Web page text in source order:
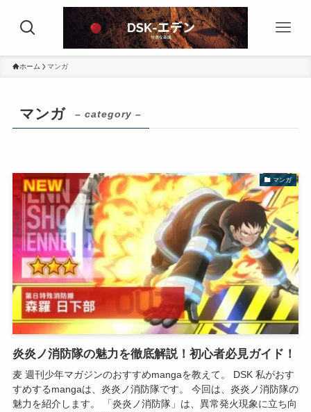
ホーム マンガ
マンガ – category –
マンガ
炎炎ノ消防隊の魅力を徹底解説！初心者必見ガイド！
麦 週刊少年マガジンのおすすめmangaを教えて。 DSK 私がおす
すめするmangaは、炎炎ノ消防隊です。 今回は、炎炎ノ消防隊の
魅力を紹介します。 「炎炎ノ消防隊」は、異常発火現象に立ち向